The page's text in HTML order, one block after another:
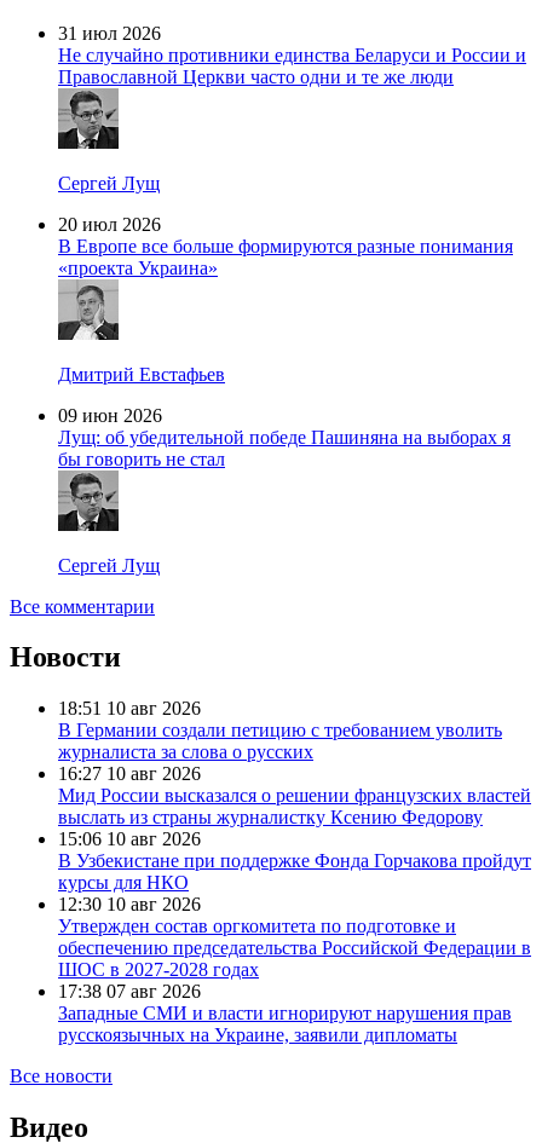
31 июл 2026
Не случайно противники единства Беларуси и России и
Православной Церкви часто одни и те же люди
Сергей Лущ
20 июл 2026
В Европе все больше формируются разные понимания
«проекта Украина»
Дмитрий Евстафьев
09 июн 2026
Лущ: об убедительной победе Пашиняна на выборах я
бы говорить не стал
Сергей Лущ
Все комментарии
Новости
18:51 10 авг 2026
В Германии создали петицию с требованием уволить
журналиста за слова о русских
16:27 10 авг 2026
Мид России высказался о решении французских властей
выслать из страны журналистку Ксению Федорову
15:06 10 авг 2026
В Узбекистане при поддержке Фонда Горчакова пройдут
курсы для НКО
12:30 10 авг 2026
Утвержден состав оргкомитета по подготовке и
обеспечению председательства Российской Федерации в
ШОС в 2027-2028 годах
17:38 07 авг 2026
Западные СМИ и власти игнорируют нарушения прав
русскоязычных на Украине, заявили дипломаты
Все новости
Видео